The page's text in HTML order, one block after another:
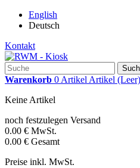
English
Deutsch
Kontakt
Warenkorb 0 Artikel Artikel (Leer)
Keine Artikel
noch festzulegen Versand
0.00 € MwSt.
0.00 € Gesamt
Preise inkl. MwSt.